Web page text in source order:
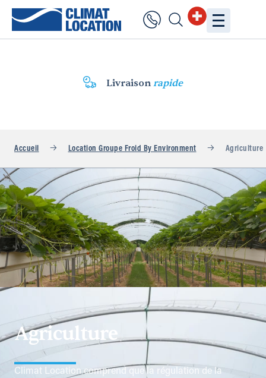
Livraisonrapide
Accueil Location Groupe Froid By Environment Agriculture
Agriculture
Climat Location comprend que la régulation de la